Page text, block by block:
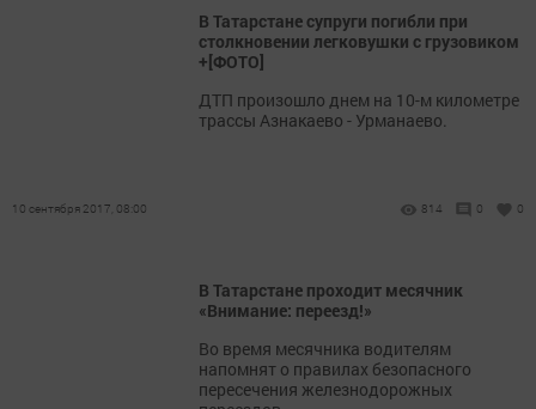
В Татарстане супруги погибли при
столкновении легковушки с грузовиком
+[ФОТО]
ДТП произошло днем на 10-м километре
трассы Азнакаево - Урманаево.
10 сентября 2017, 08:00 814 0 0
В Татарстане проходит месячник
«Внимание: переезд!»
Во время месячника водителям
напомнят о правилах безопасного
пересечения железнодорожных